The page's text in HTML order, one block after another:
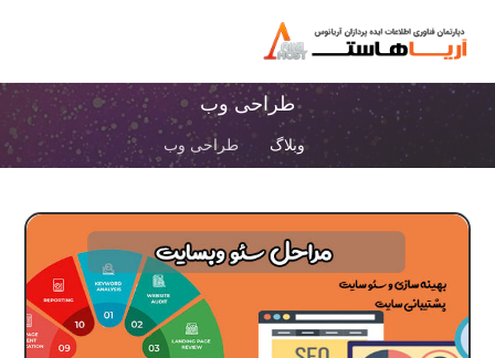
طراحی وب
وبلاگ طراحی وب